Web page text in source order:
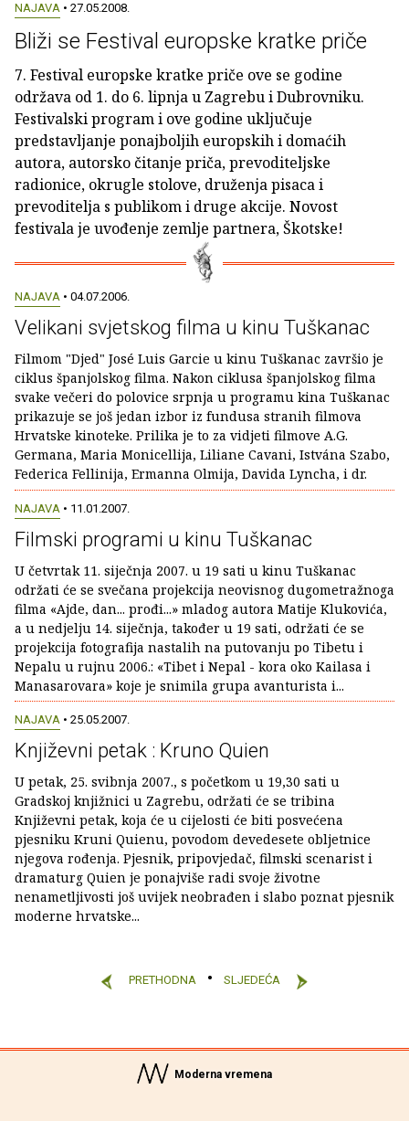
NAJAVA • 27.05.2008.
Bliži se Festival europske kratke priče
7. Festival europske kratke priče ove se godine
održava od 1. do 6. lipnja u Zagrebu i Dubrovniku.
Festivalski program i ove godine uključuje
predstavljanje ponajboljih europskih i domaćih
autora, autorsko čitanje priča, prevoditeljske
radionice, okrugle stolove, druženja pisaca i
prevoditelja s publikom i druge akcije. Novost
festivala je uvođenje zemlje partnera, Škotske!
NAJAVA • 04.07.2006.
Velikani svjetskog filma u kinu Tuškanac
Filmom "Djed" José Luis Garcie u kinu Tuškanac završio je
ciklus španjolskog filma. Nakon ciklusa španjolskog filma
svake večeri do polovice srpnja u programu kina Tuškanac
prikazuje se još jedan izbor iz fundusa stranih filmova
Hrvatske kinoteke. Prilika je to za vidjeti filmove A.G.
Germana, Maria Monicellija, Liliane Cavani, Istvána Szabo,
Federica Fellinija, Ermanna Olmija, Davida Lyncha, i dr.
NAJAVA • 11.01.2007.
Filmski programi u kinu Tuškanac
U četvrtak 11. siječnja 2007. u 19 sati u kinu Tuškanac
održati će se svečana projekcija neovisnog dugometražnoga
filma «Ajde, dan... prođi...» mladog autora Matije Klukovića,
a u nedjelju 14. siječnja, također u 19 sati, održati će se
projekcija fotografija nastalih na putovanju po Tibetu i
Nepalu u rujnu 2006.: «Tibet i Nepal - kora oko Kailasa i
Manasarovara» koje je snimila grupa avanturista i...
NAJAVA • 25.05.2007.
Književni petak : Kruno Quien
U petak, 25. svibnja 2007., s početkom u 19,30 sati u
Gradskoj knjižnici u Zagrebu, održati će se tribina
Književni petak, koja će u cijelosti će biti posvećena
pjesniku Kruni Quienu, povodom devedesete obljetnice
njegova rođenja. Pjesnik, pripovjedač, filmski scenarist i
dramaturg Quien je ponajviše radi svoje životne
nenametljivosti još uvijek neobrađen i slabo poznat pjesnik
moderne hrvatske...
PRETHODNA SLJEDEĆA
Moderna vremena